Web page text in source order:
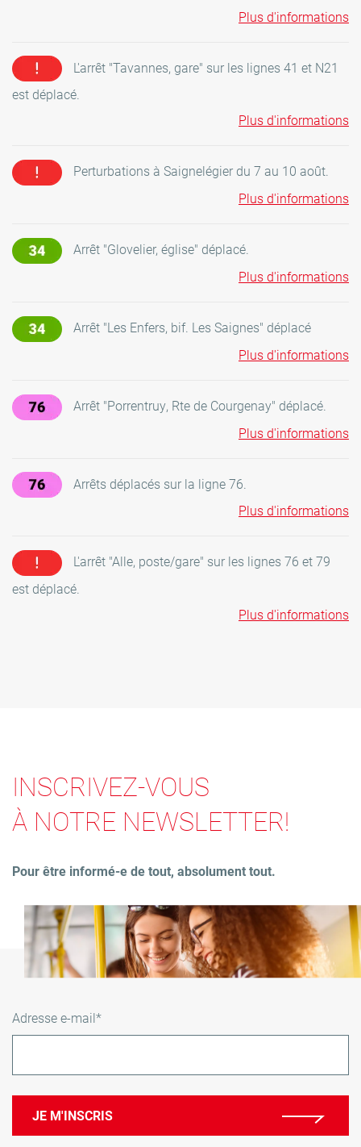
Plus d'informations
L'arrêt "Tavannes, gare" sur les lignes 41 et N21
est déplacé.
Plus d'informations
Perturbations à Saignelégier du 7 au 10 août.
Plus d'informations
Arrêt "Glovelier, église" déplacé.
Plus d'informations
Arrêt "Les Enfers, bif. Les Saignes" déplacé
Plus d'informations
Arrêt "Porrentruy, Rte de Courgenay" déplacé.
Plus d'informations
Arrêts déplacés sur la ligne 76.
Plus d'informations
L'arrêt "Alle, poste/gare" sur les lignes 76 et 79
est déplacé.
Plus d'informations
INSCRIVEZ-VOUS
À NOTRE NEWSLETTER!
Pour être informé-e de tout, absolument tout.
Adresse e-mail*
JE M'INSCRIS